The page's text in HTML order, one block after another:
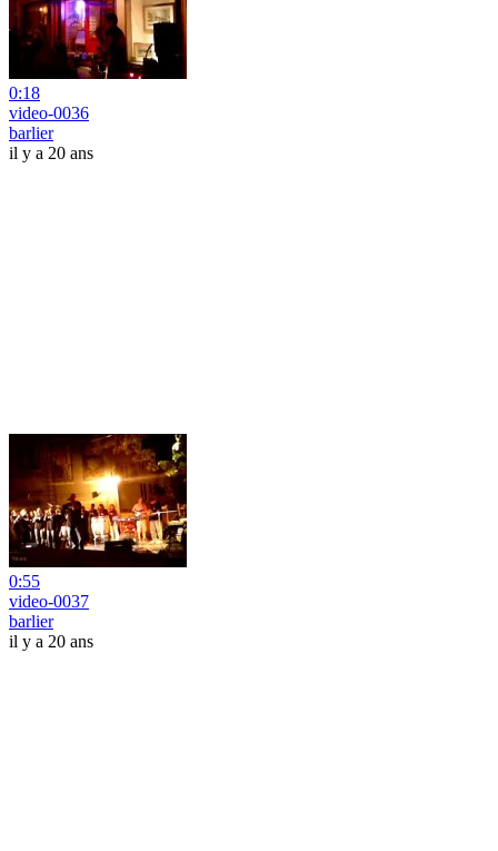
0:18
video-0036
barlier
il y a 20 ans
0:55
video-0037
barlier
il y a 20 ans